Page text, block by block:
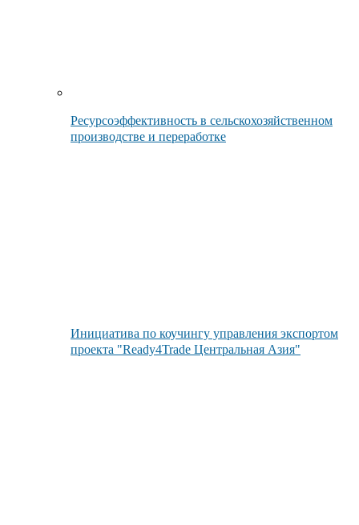
Ресурсоэффективность в сельскохозяйственном
производстве и переработке
Инициатива по коучингу управления экспортом
проекта "Ready4Trade Центральная Азия"